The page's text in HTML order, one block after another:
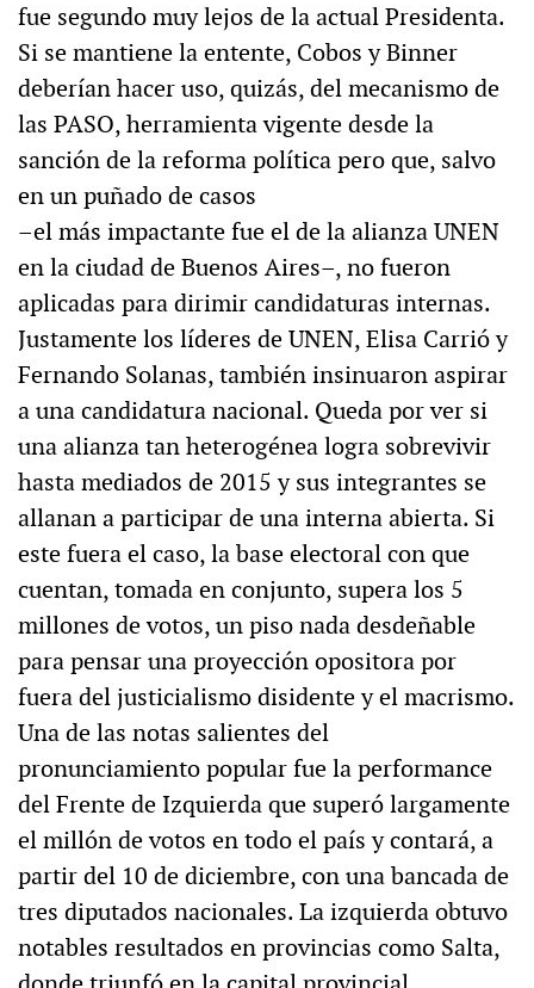
fue segundo muy lejos de la actual Presidenta.
Si se mantiene la entente, Cobos y Binner
deberían hacer uso, quizás, del mecanismo de
las PASO, herramienta vigente desde la
sanción de la reforma política pero que, salvo
en un puñado de casos
–el más impactante fue el de la alianza UNEN
en la ciudad de Buenos Aires–, no fueron
aplicadas para dirimir candidaturas internas.
Justamente los líderes de UNEN, Elisa Carrió y
Fernando Solanas, también insinuaron aspirar
a una candidatura nacional. Queda por ver si
una alianza tan heterogénea logra sobrevivir
hasta mediados de 2015 y sus integrantes se
allanan a participar de una interna abierta. Si
este fuera el caso, la base electoral con que
cuentan, tomada en conjunto, supera los 5
millones de votos, un piso nada desdeñable
para pensar una proyección opositora por
fuera del justicialismo disidente y el macrismo.
Una de las notas salientes del
pronunciamiento popular fue la performance
del Frente de Izquierda que superó largamente
el millón de votos en todo el país y contará, a
partir del 10 de diciembre, con una bancada de
tres diputados nacionales. La izquierda obtuvo
notables resultados en provincias como Salta,